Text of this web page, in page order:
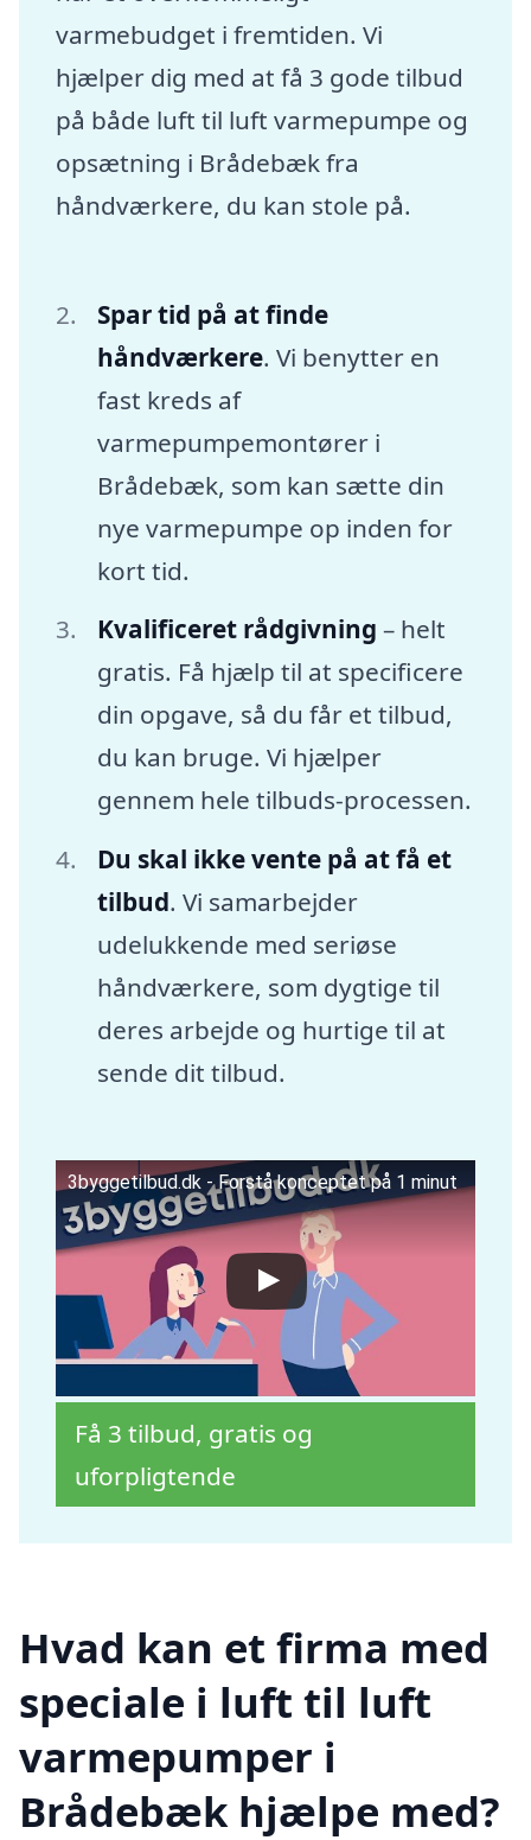
varmebudget i fremtiden. Vi
hjælper dig med at få 3 gode tilbud
på både luft til luft varmepumpe og
opsætning i Brådebæk fra
håndværkere, du kan stole på.
Spar tid på at finde
håndværkere. Vi benytter en
fast kreds af
varmepumpemontører i
Brådebæk, som kan sætte din
nye varmepumpe op inden for
kort tid.
Kvalificeret rådgivning – helt
gratis. Få hjælp til at specificere
din opgave, så du får et tilbud,
du kan bruge. Vi hjælper
gennem hele tilbuds-processen.
Du skal ikke vente på at få et
tilbud. Vi samarbejder
udelukkende med seriøse
håndværkere, som dygtige til
deres arbejde og hurtige til at
sende dit tilbud.
3byggetilbud.dk - Forstå konceptet på 1 minut
Få 3 tilbud, gratis og
uforpligtende
Hvad kan et firma med
speciale i luft til luft
varmepumper i
Brådebæk hjælpe med?